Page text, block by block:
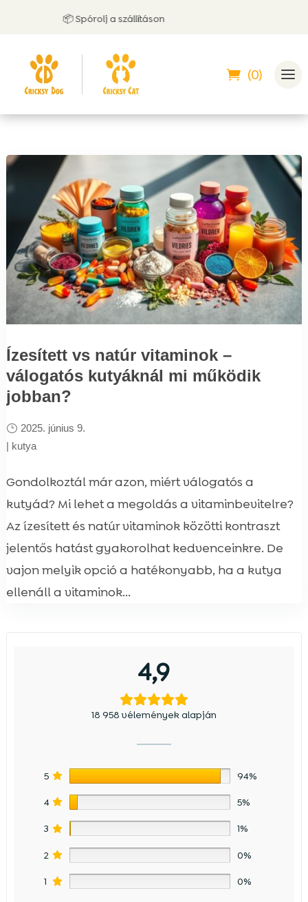
📦 Spórolj a szállításon
(0)
Ízesített vs natúr vitaminok –
válogatós kutyáknál mi működik
jobban?
2025. június 9.
| kutya
Gondolkoztál már azon, miért válogatós a
kutyád? Mi lehet a megoldás a vitaminbevitelre?
Az ízesített és natúr vitaminok közötti kontraszt
jelentős hatást gyakorolhat kedvenceinkre. De
vajon melyik opció a hatékonyabb, ha a kutya
ellenáll a vitaminok...
4,9
18 958 vélemények alapján
5 94%
4 5%
3 1%
2 0%
1 0%